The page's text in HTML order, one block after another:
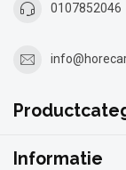
0107852046
Informatie